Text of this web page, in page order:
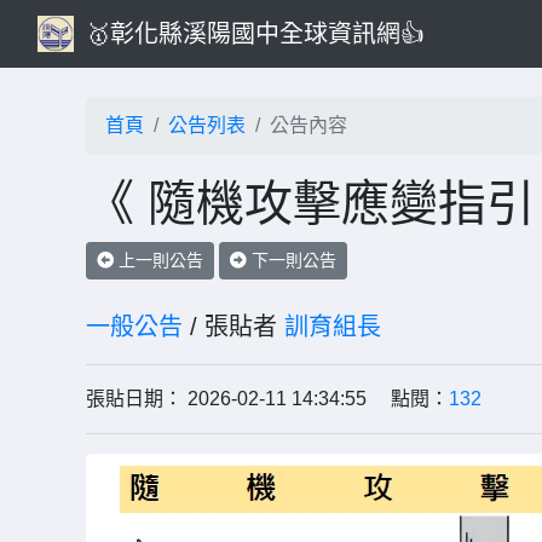
🥇彰化縣溪陽國中全球資訊網👍
首頁 公告列表 公告內容
《 隨機攻擊應變指
上一則公告 下一則公告
一般公告 / 張貼者 訓育組長
張貼日期： 2026-02-11 14:34:55 點閱： 132